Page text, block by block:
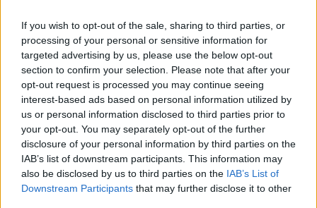
If you wish to opt-out of the sale, sharing to third parties, or
processing of your personal or sensitive information for
targeted advertising by us, please use the below opt-out
section to confirm your selection. Please note that after your
opt-out request is processed you may continue seeing
interest-based ads based on personal information utilized by
us or personal information disclosed to third parties prior to
your opt-out. You may separately opt-out of the further
disclosure of your personal information by third parties on the
IAB’s list of downstream participants. This information may
also be disclosed by us to third parties on the IAB’s List of
Downstream Participants that may further disclose it to other
CZYTAJ TEŻ:
Nisqy bohaterem Vitality. Najlepsze
zagrania piątego tygodnia LEC
Kolejna odsłona Telecom Wars na
koniec tygodnia
A skoro już o kt Rolster mowa, to przed tym zespołem
naprawdę trudny terminarz w LCK. Poza spotkaniem z
Gen.G Esports Gwaka "Bdd-iego" Bo-seonga i spółkę
czeka jeszcze batalia z T1. O godzinie 8:00 w niedzielę
po raz kolejny ujrzymy Telecom Wars. Niemniej nie